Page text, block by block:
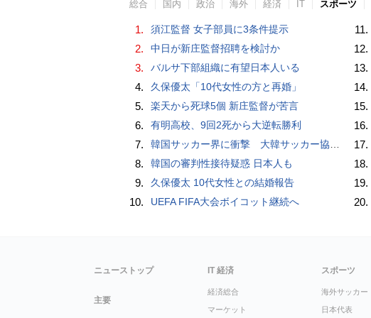
総合 国内 政治 海外 経済 IT スポーツ
1. 須江監督 女子部員に3条件提示
2. 中日が新庄監督招聘を検討か
3. バルサ下部組織に有望日本人いる
4. 久保優太「10代女性の方と再婚」
5. 楽天から死球5個 新庄監督が苦言
6. 有明高校、9回2死から大逆転勝利
7. 韓国サッカー界に衝撃 大韓サッカー協会に外国人審判への“性的接待”疑惑 韓国メディアが報道
8. 韓国の審判性接待疑惑 日本人も
9. 久保優太 10代女性との結婚報告
10. UEFA FIFA大会ボイコット継続へ
11.
12.
13.
14.
15.
16.
17.
18.
19.
20.
ニューストップ
主要
IT 経済
経済総合
マーケット
スポーツ
海外サッカー
日本代表